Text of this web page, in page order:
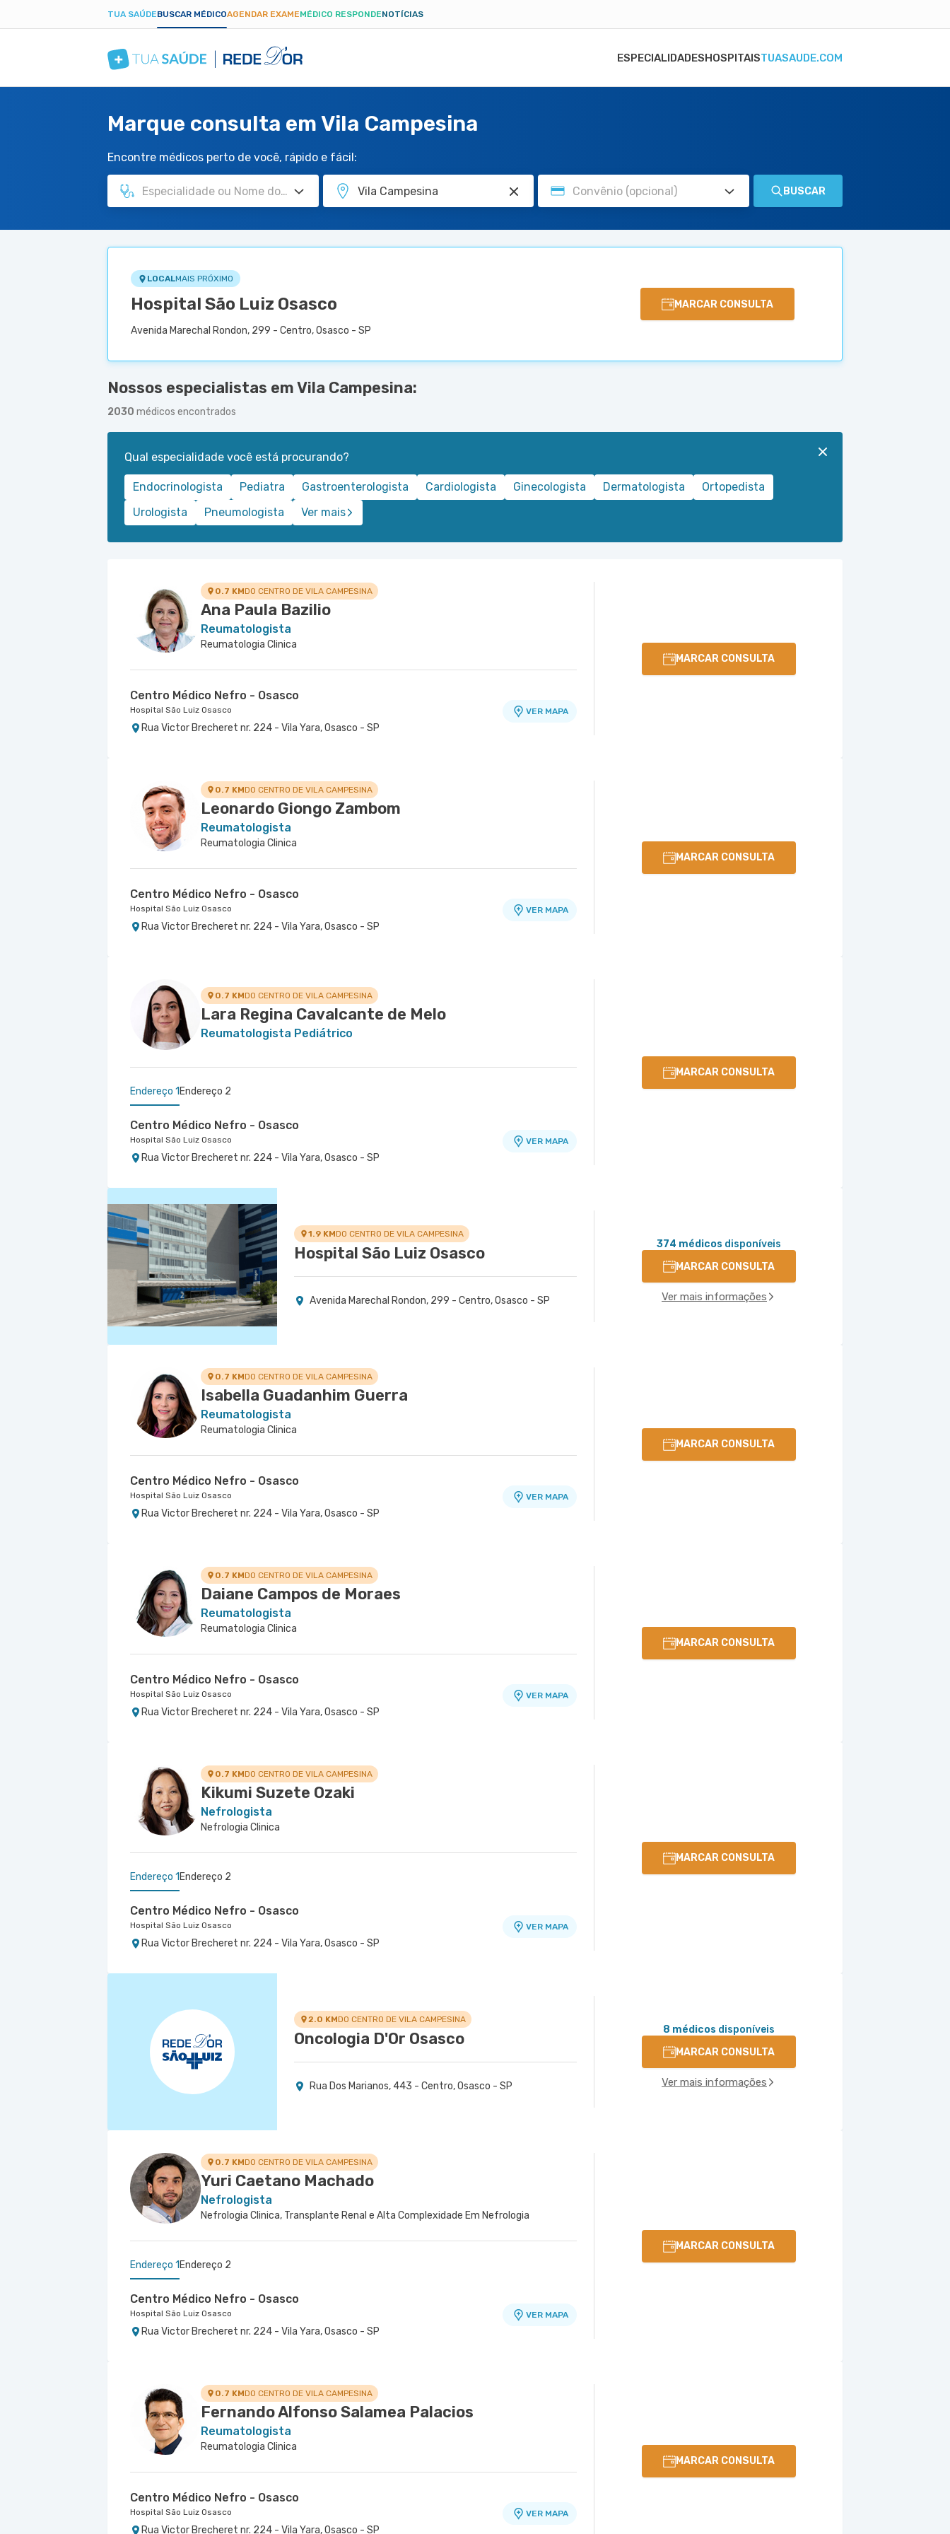
TUA SAÚDEBUSCAR MÉDICOAGENDAR EXAMEMÉDICO RESPONDENOTÍCIAS
ESPECIALIDADESHOSPITAISTUASAUDE.COM
Marque consulta em Vila Campesina
Encontre médicos perto de você, rápido e fácil:
BUSCAR
LOCALMAIS PRÓXIMO
Hospital São Luiz Osasco
Avenida Marechal Rondon, 299 - Centro, Osasco - SP
MARCAR CONSULTA
Nossos especialistas em Vila Campesina:
2030 médicos encontrados
Qual especialidade você está procurando?
Endocrinologista Pediatra Gastroenterologista Cardiologista Ginecologista Dermatologista
Ortopedista
Urologista
Pneumologista Ver mais
0.7 KMDO CENTRO DE VILA CAMPESINA
Ana Paula Bazilio
Reumatologista
Reumatologia Clinica
MARCAR CONSULTA
Centro Médico Nefro - Osasco
Hospital São Luiz Osasco
Rua Victor Brecheret nr. 224 - Vila Yara, Osasco - SP
VER MAPA
0.7 KMDO CENTRO DE VILA CAMPESINA
Leonardo Giongo Zambom
Reumatologista
Reumatologia Clinica
MARCAR CONSULTA
Centro Médico Nefro - Osasco
Hospital São Luiz Osasco
Rua Victor Brecheret nr. 224 - Vila Yara, Osasco - SP
VER MAPA
0.7 KMDO CENTRO DE VILA CAMPESINA
Lara Regina Cavalcante de Melo
Reumatologista Pediátrico
MARCAR CONSULTA
Endereço 1 Endereço 2
Centro Médico Nefro - Osasco
Hospital São Luiz Osasco
Rua Victor Brecheret nr. 224 - Vila Yara, Osasco - SP
VER MAPA
Hospital São Luiz Alphaville
Avenida Marcos Penteado de Ulhoa Rodrigues nr. 939 Edificio Jatobá - Torre Ii
1° Andar - Tambore, Barueri - SP
1.9 KMDO CENTRO DE VILA CAMPESINA
Hospital São Luiz Osasco
Avenida Marechal Rondon, 299 - Centro, Osasco - SP
374 médicos disponíveis
MARCAR CONSULTA
Ver mais informações
0.7 KMDO CENTRO DE VILA CAMPESINA
Isabella Guadanhim Guerra
Reumatologista
Reumatologia Clinica
MARCAR CONSULTA
Centro Médico Nefro - Osasco
Hospital São Luiz Osasco
Rua Victor Brecheret nr. 224 - Vila Yara, Osasco - SP
VER MAPA
0.7 KMDO CENTRO DE VILA CAMPESINA
Daiane Campos de Moraes
Reumatologista
Reumatologia Clinica
MARCAR CONSULTA
Centro Médico Nefro - Osasco
Hospital São Luiz Osasco
Rua Victor Brecheret nr. 224 - Vila Yara, Osasco - SP
VER MAPA
0.7 KMDO CENTRO DE VILA CAMPESINA
Kikumi Suzete Ozaki
Nefrologista
Nefrologia Clinica
MARCAR CONSULTA
Endereço 1 Endereço 2
Centro Médico Nefro - Osasco
Hospital São Luiz Osasco
Rua Victor Brecheret nr. 224 - Vila Yara, Osasco - SP
VER MAPA
Hospital e Maternidade São Luiz Anália Franco
2.0 KMDO CENTRO DE VILA CAMPESINA
Oncologia D'Or Osasco
Rua Dos Marianos, 443 - Centro, Osasco - SP
8 médicos disponíveis
MARCAR CONSULTA
Ver mais informações
0.7 KMDO CENTRO DE VILA CAMPESINA
Yuri Caetano Machado
Nefrologista
Nefrologia Clinica, Transplante Renal e Alta Complexidade Em Nefrologia
MARCAR CONSULTA
Endereço 1 Endereço 2
Centro Médico Nefro - Osasco
Hospital São Luiz Osasco
Rua Victor Brecheret nr. 224 - Vila Yara, Osasco - SP
VER MAPA
Conceicao, Sao Paulo - SP
0.7 KMDO CENTRO DE VILA CAMPESINA
Fernando Alfonso Salamea Palacios
Reumatologista
Reumatologia Clinica
MARCAR CONSULTA
Centro Médico Nefro - Osasco
Hospital São Luiz Osasco
Rua Victor Brecheret nr. 224 - Vila Yara, Osasco - SP
VER MAPA